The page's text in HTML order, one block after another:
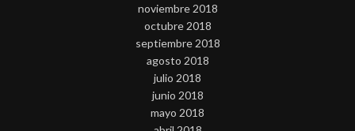
noviembre 2018
octubre 2018
septiembre 2018
agosto 2018
julio 2018
junio 2018
mayo 2018